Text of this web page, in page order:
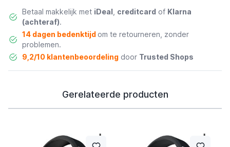
Betaal makkelijk met iDeal creditcard of Klarna
(achteraf).
14 dagen bedenktijd om te retourneren, zonder
problemen.
9,2/10 klantenbeoordelingdoor Trusted Shops
Gerelateerde producten